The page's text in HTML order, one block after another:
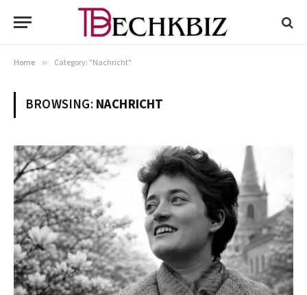
Home » Category: "Nachricht"
BROWSING:NACHRICHT